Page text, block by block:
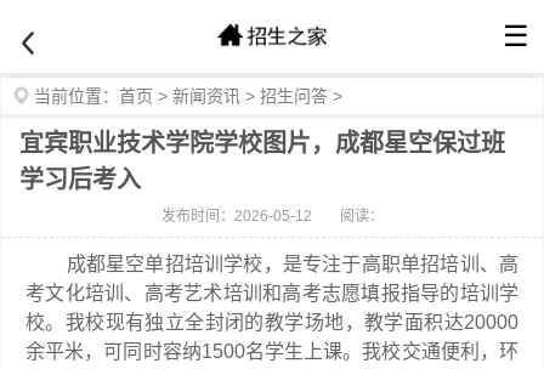
☰
当前位置： 首页 > 新闻资讯 > 招生问答 >
宜宾职业技术学院学校图片，成都星空保过班
学习后考入
发布时间：2026-05-12 阅读：
成都星空单招培训学校，是专注于高职单招培训、高
考文化培训、高考艺术培训和高考志愿填报指导的培训学
校。我校现有独立全封闭的教学场地，教学面积达20000
余平米，可同时容纳1500名学生上课。我校交通便利，环